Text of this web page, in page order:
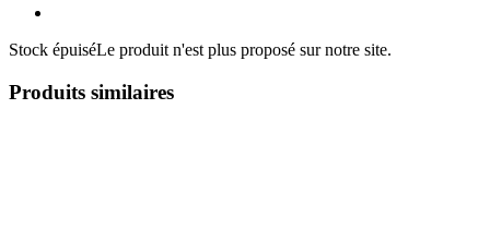
Stock épuiséLe produit n'est plus proposé sur notre site.
Produits similaires